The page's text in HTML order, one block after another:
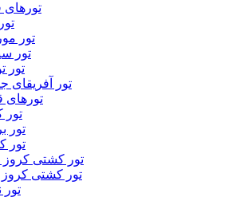
تورهای
تور
تور
تور
تور آفریقای
تورهای
تور
تور
تور
تور کشتی کروز
تور کشتی کروز
تور